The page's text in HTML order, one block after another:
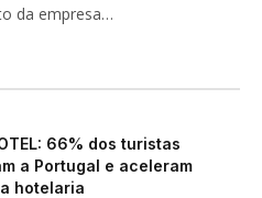
da empresa…
66% dos turistas
a Portugal e aceleram
hotelaria